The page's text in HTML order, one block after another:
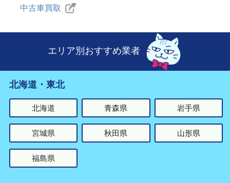
中古車買取
エリア別おすすめ業者
北海道・東北
北海道 青森県 岩手県
宮城県 秋田県 山形県
福島県